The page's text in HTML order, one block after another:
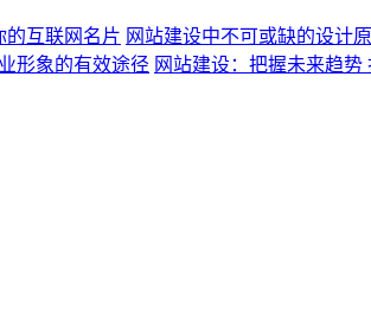
的互联网名片 网站建设中不可或缺的设计
形象的有效途径 网站建设：把握未来趋势